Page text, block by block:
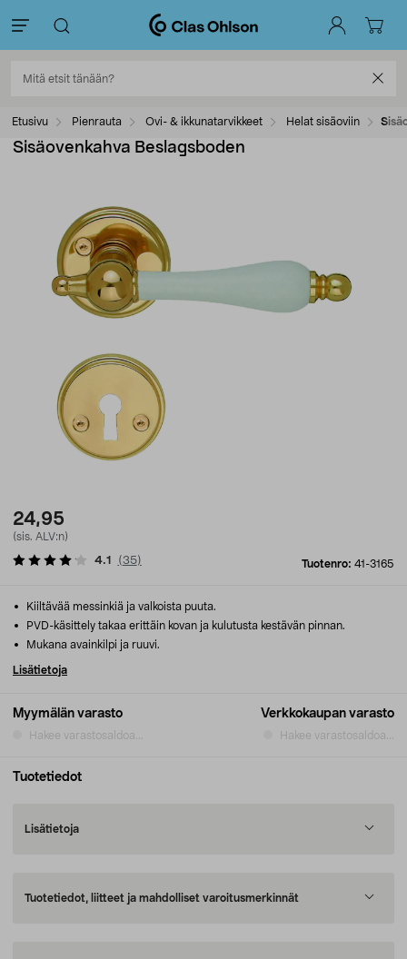
Etusivu Pienrauta Ovi- & ikkunatarvikkeet Helat sisäoviin
Sisäovenkahva Beslagsboden
24,95
(sis. ALV:n)
Tuotenro: 41-3165
4.1 (35)
Myymälän varasto
Hakee varastosaldoa...
Verkkokaupan varasto
Hakee varastosaldoa...
Kiiltävää messinkiä ja valkoista puuta.
PVD-käsittely takaa erittäin kovan ja kulutusta kestävän pinnan.
Mukana avainkilpi ja ruuvi.
Lisätietoja
Tuotetiedot
Lisätietoja
Tuotetiedot, liitteet ja mahdolliset varoitusmerkinnät